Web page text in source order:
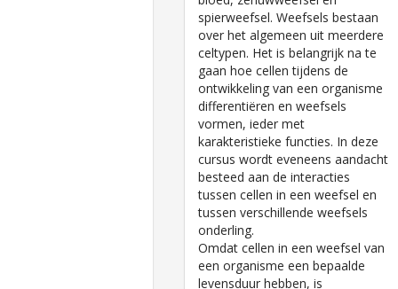
spierweefsel. Weefsels bestaan
over het algemeen uit meerdere
celtypen. Het is belangrijk na te
gaan hoe cellen tijdens de
ontwikkeling van een organisme
differentiëren en weefsels
vormen, ieder met
karakteristieke functies. In deze
cursus wordt eveneens aandacht
besteed aan de interacties
tussen cellen in een weefsel en
tussen verschillende weefsels
onderling.
Omdat cellen in een weefsel van
een organisme een bepaalde
levensduur hebben, is